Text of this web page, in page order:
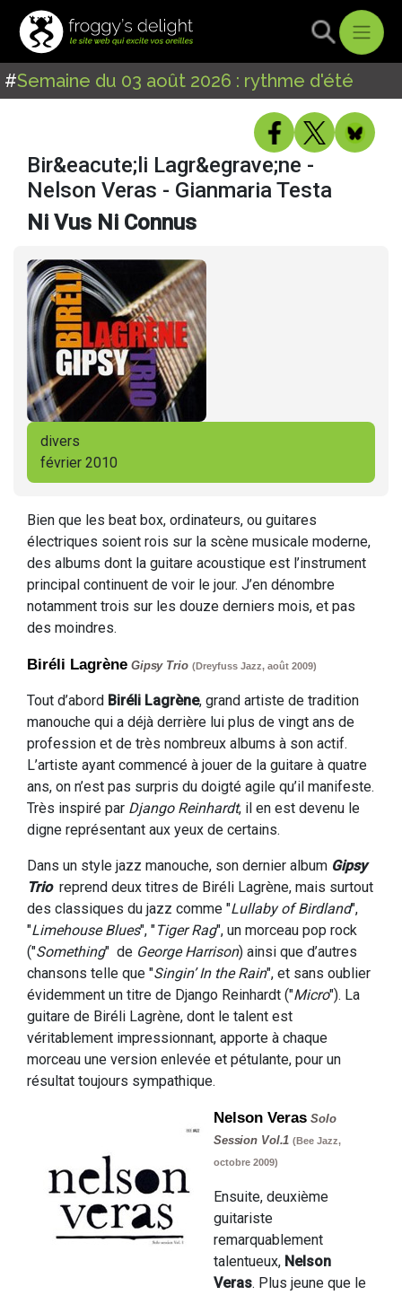
#Semaine du 03 août 2026 : rythme d'été
Bir&eacute;li Lagr&egrave;ne -
Nelson Veras - Gianmaria Testa
Ni Vus Ni Connus
divers
février 2010
Bien que les beat box, ordinateurs, ou guitares
électriques soient rois sur la scène musicale moderne,
des albums dont la guitare acoustique est l’instrument
principal continuent de voir le jour. J’en dénombre
notamment trois sur les douze derniers mois, et pas
des moindres.
Biréli Lagrène Gipsy Trio (Dreyfuss Jazz, août 2009)
Tout d’abord Biréli Lagrène, grand artiste de tradition
manouche qui a déjà derrière lui plus de vingt ans de
profession et de très nombreux albums à son actif.
L’artiste ayant commencé à jouer de la guitare à quatre
ans, on n’est pas surpris du doigté agile qu’il manifeste.
Très inspiré par Django Reinhardt, il en est devenu le
digne représentant aux yeux de certains.
Dans un style jazz manouche, son dernier album Gipsy
Trioreprend deux titres de Biréli Lagrène, mais surtout
des classiques du jazz comme "Lullaby of Birdland",
"Limehouse Blues", "Tiger Rag", un morceau pop rock
("Something" de George Harrison) ainsi que d’autres
chansons telle que "Singin’ In the Rain", et sans oublier
évidemment un titre de Django Reinhardt ("Micro"). La
guitare de Biréli Lagrène, dont le talent est
véritablement impressionnant, apporte à chaque
morceau une version enlevée et pétulante, pour un
résultat toujours sympathique.
Nelson Veras Solo
Session Vol.1 (Bee Jazz,
octobre 2009)
Ensuite, deuxième
guitariste
remarquablement
talentueux, Nelson
Veras. Plus jeune que le